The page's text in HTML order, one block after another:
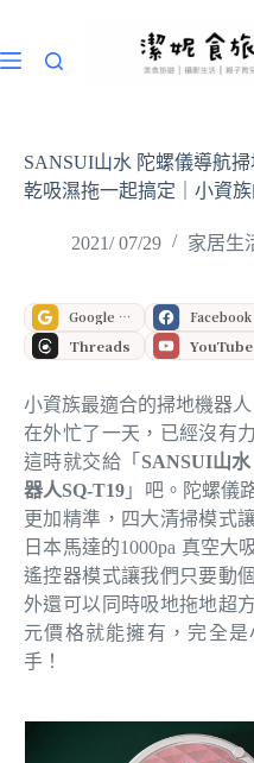
主
SANSUI山水 陀螺儀導航掃
乾吸濕拖一起搞定｜小資
2021/ 07/29 家居生
Google 偏好來源 Facebook
Threads YouTube
小資族最適合的掃地機器人
在外忙了一天，已經沒有
這時就交給「 SANSUI山
器人SQ-T19 」吧。陀螺儀
更加精準，四大清掃模式
日本馬達的1000pa 真空大
遙控器模式讓我們只要動
外還可以同時吸地拖地超
元價格就能擁有，完全
手！